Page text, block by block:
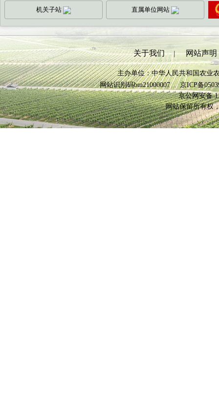
机关子站 直属单位网站
关于我们 | 网站声明
主办单位：中华人民共和国农业
网站识别码bm21000007京ICP备
京公网安备
网站保留所有权